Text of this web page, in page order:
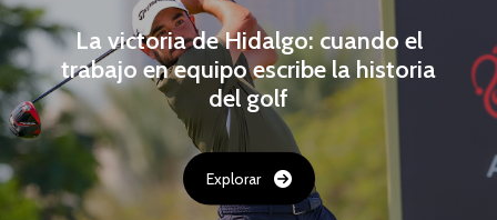
La victoria de Hidalgo: cuando el
trabajo en equipo escribe la historia
del golf
Explorar